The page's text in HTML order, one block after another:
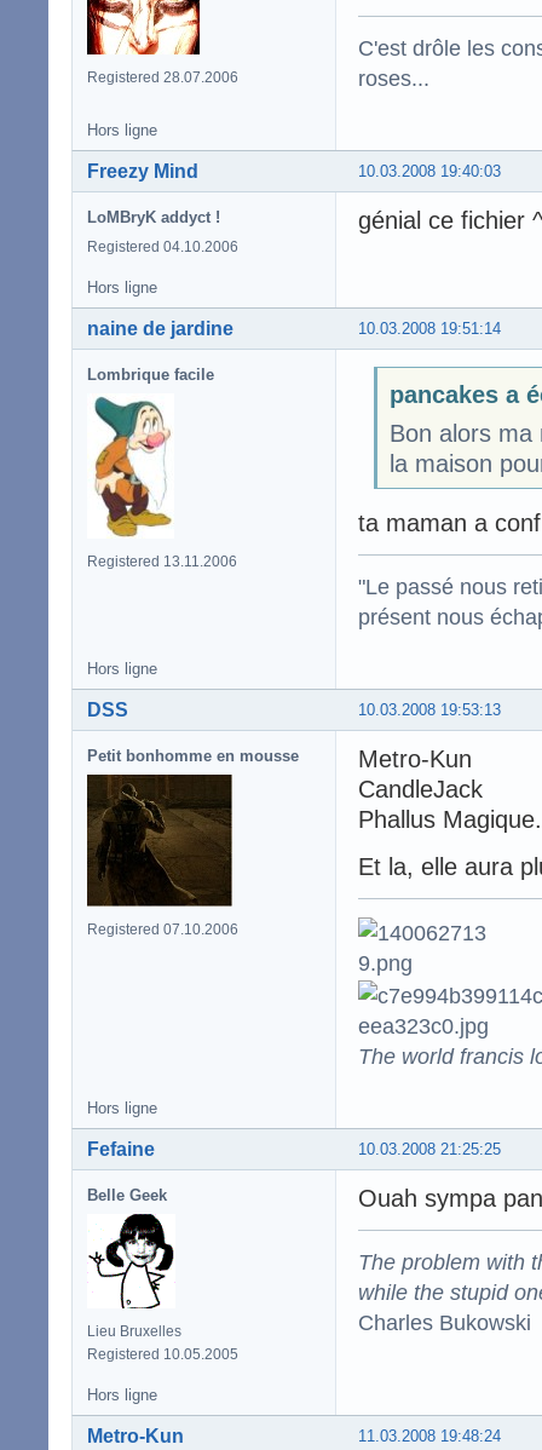
Registered 28.07.2006
C'est drôle les
roses...
Hors ligne
10.03.2008 19:40:03
Freezy Mind
LoMBryK addyct !
Registered 04.10.2006
génial ce fichier
Hors ligne
10.03.2008 19:51:14
naine de jardine
Lombrique facile
Registered 13.11.2006
pancakes a
Bon alors ma
la maison
ta maman a
"Le passé nous
présent nous
Hors ligne
10.03.2008 19:53:13
DSS
Petit bonhomme en mousse
Registered 07.10.2006
Metro-Kun
CandleJack
Phallus Magique.
Et la, elle aura
The world francis
Hors ligne
10.03.2008 21:25:25
Fefaine
Belle Geek
Lieu Bruxelles
Registered 10.05.2005
Ouah sympa
The problem with
while the stupid
Charles Bukowski
Hors ligne
11.03.2008 19:48:24
Metro-Kun